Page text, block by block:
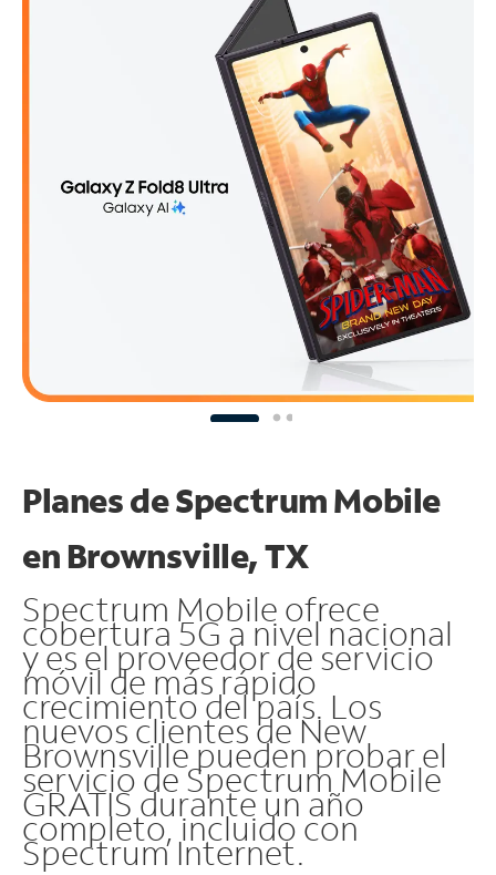
Planes de Spectrum Mobile
en Brownsville, TX
Spectrum Mobile ofrece
cobertura 5G a nivel nacional
y es el proveedor de servicio
móvil de más rápido
crecimiento del país. Los
nuevos clientes de New
Brownsville pueden probar el
servicio de Spectrum Mobile
GRATIS durante un año
completo, incluido con
Spectrum Internet.